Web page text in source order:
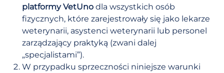
platformy VetUno dla wszystkich osób
fizycznych, które zarejestrowały się jako lekarze
weterynarii, asystenci weterynarii lub personel
zarządzający praktyką (zwani dalej
„specjalistami”).
W przypadku sprzeczności niniejsze warunki